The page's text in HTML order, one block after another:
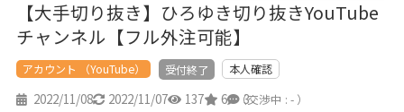
【大手切り抜き】ひろゆき切り抜きYouTube
チャンネル【フル外注可能】
アカウント （YouTube） 受付終了 本人確認
2022/11/08 2022/11/07 137 6 3
（交渉中 : - ）